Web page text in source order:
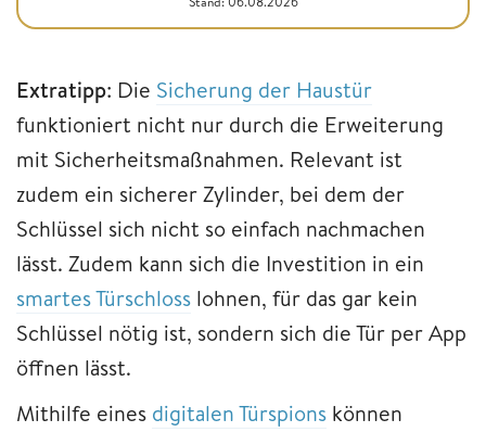
Extratipp: Die Sicherung der Haustür
funktioniert nicht nur durch die Erweiterung
mit Sicherheitsmaßnahmen. Relevant ist
zudem ein sicherer Zylinder, bei dem der
Schlüssel sich nicht so einfach nachmachen
lässt. Zudem kann sich die Investition in ein
smartes Türschloss lohnen, für das gar kein
Schlüssel nötig ist, sondern sich die Tür per App
öffnen lässt.
Mithilfe eines digitalen Türspions können